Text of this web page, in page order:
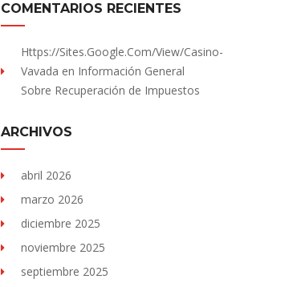
COMENTARIOS RECIENTES
Https://sites.Google.com/view/Casino-
Vavada en Información General
Sobre Recuperación de Impuestos
ARCHIVOS
abril 2026
marzo 2026
diciembre 2025
noviembre 2025
septiembre 2025